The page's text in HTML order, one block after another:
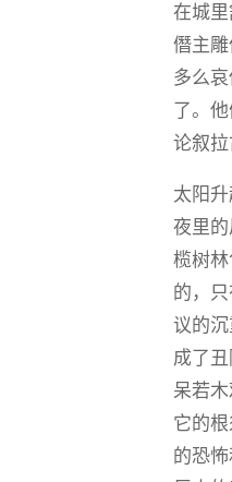
在城
僭主
多么
了。
论叙
太阳
夜里
榄树
的，
议的
成了
呆若
它的
的恐